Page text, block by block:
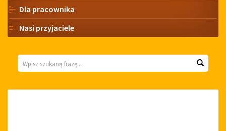
Dla pracownika
Nasi przyjaciele
Wyszukiwarka